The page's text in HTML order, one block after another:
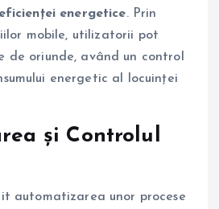
eficienței energetice. Prin
mobile, utilizatorii pot
de oriunde, având un control
energetic al locuinței
și Controlul
automatizarea unor procese